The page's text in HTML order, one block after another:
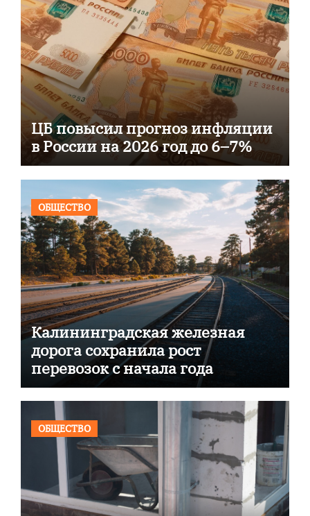
ЦБ повысил прогноз инфляции
в России на 2026 год до 6–7%
ОБЩЕСТВО
Калининградская железная
дорога сохранила рост
перевозок с начала года
ОБЩЕСТВО